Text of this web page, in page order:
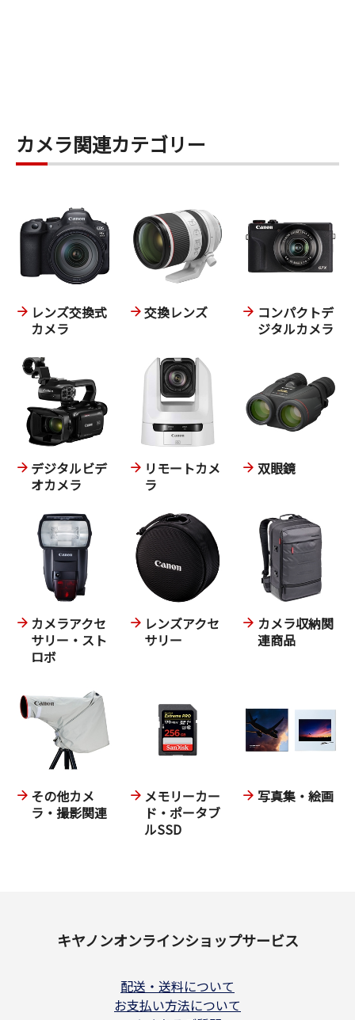
カメラ関連カテゴリー
レンズ交換式
カメラ
交換レンズ
コンパクトデ
ジタルカメラ
デジタルビデ
オカメラ
リモートカメ
ラ
双眼鏡
カメラアクセ
サリー・スト
ロボ
レンズアクセ
サリー
カメラ収納関
連商品
その他カメ
ラ・撮影関連
メモリーカー
ド・ポータブ
ルSSD
写真集・絵画
キヤノンオンラインショップサービス
配送・送料について
お支払い方法について